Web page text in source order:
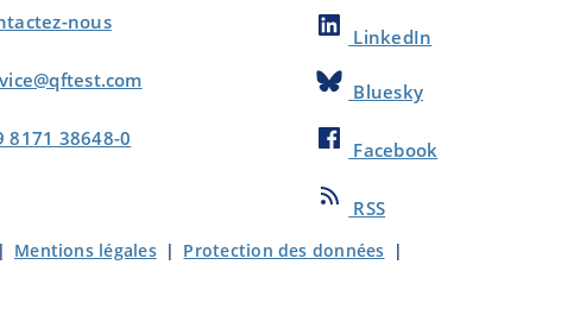
nous
8171 38648-0
LinkedIn
Bluesky
Facebook
RSS
Mentions légales| Protection des données |